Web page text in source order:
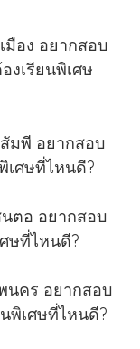
มือง อยากสอบ
งเรียนพิเศษ
มพี อยากสอบ
เศษที่ไหนดี?
ตอ อยากสอบ
ษที่ไหนดี?
นคร อยากสอบ
พิเศษที่ไหนดี?